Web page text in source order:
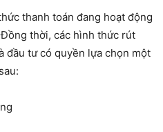
thanh toán đang hoạt động
thời, các hình thức rút
đầu tư có quyền lựa chọn một